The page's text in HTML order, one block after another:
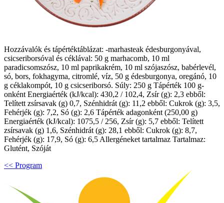
Hozzávalók és tápértéktáblázat: -marhasteak édesburgonyával,
csicseriborsóval és céklával: 50 g marhacomb, 10 ml
paradicsomszósz, 10 ml paprikakrém, 10 ml szójaszósz, babérlevél,
só, bors, fokhagyma, citromlé, víz, 50 g édesburgonya, oregánó, 10
g céklakompót, 10 g csicseriborsó. Súly: 250 g Tápérték 100 g-
onként Energiaérték (kJ/kcal): 430,2 / 102,4, Zsír (g): 2,3 ebből:
Telített zsírsavak (g) 0,7, Szénhidrát (g): 11,2 ebből: Cukrok (g): 3,5,
Fehérjék (g): 7,2, Só (g): 2,6 Tápérték adagonként (250,00 g)
Energiaérték (kJ/kcal): 1075,5 / 256, Zsír (g): 5,7 ebből: Telített
zsírsavak (g) 1,6, Szénhidrát (g): 28,1 ebből: Cukrok (g): 8,7,
Fehérjék (g): 17,9, Só (g): 6,5 Allergéneket tartalmaz Tartalmaz:
Glutént, Szóját
<< Program